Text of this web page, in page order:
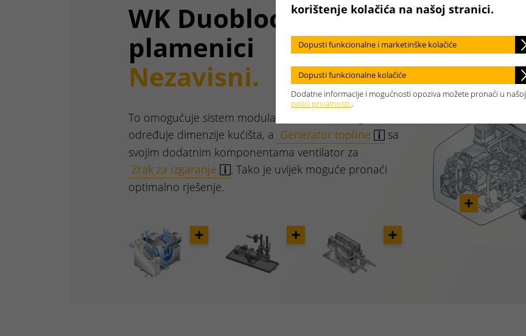
WK Duoblock
plamenici
Nezavisni.
To omogućuje sistem modularne izvedbe. Snaga
određuje dimenzije kućišta, a Generator topline
sa
svojim dodatnim komponentama ventilator za
Zrak za izgaranje
. Tako je uvijek moguće pronaći
optimalno rješenje.
Opener Opener Opener
korištenje kolačića na našoj stranici.
Dopusti funkcionalne i marketinške kolačiće
Dopusti funkcionalne kolačiće
Dodatne informacije i mogućnosti opoziva možete pronaći u našoj
polici privatnosti..